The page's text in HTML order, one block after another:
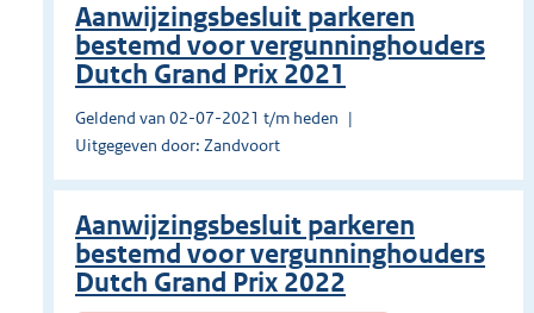
Aanwijzingsbesluit parkeren
bestemd voor vergunninghouders
Dutch Grand Prix 2021
Geldend van 02-07-2021 t/m heden
Uitgegeven door: Zandvoort
Aanwijzingsbesluit parkeren
bestemd voor vergunninghouders
Dutch Grand Prix 2022